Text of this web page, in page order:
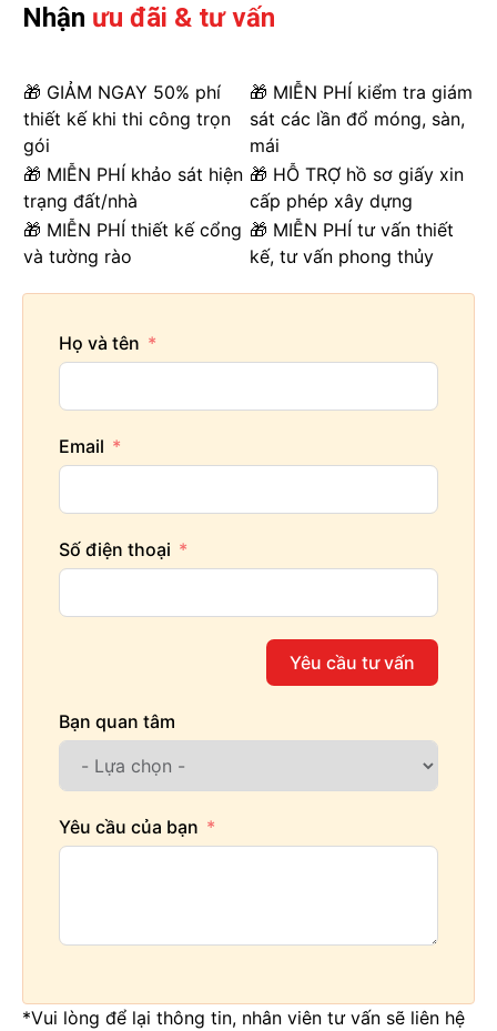
Nhận ưu đãi & tư vấn
🎁 GIẢM NGAY 50% phí
thiết kế khi thi công trọn
gói
🎁 MIỄN PHÍ kiểm tra giám
sát các lần đổ móng, sàn,
mái
🎁 MIỄN PHÍ khảo sát hiện
trạng đất/nhà
🎁 HỖ TRỢ hồ sơ giấy xin
cấp phép xây dựng
🎁 MIỄN PHÍ thiết kế cổng
và tường rào
🎁 MIỄN PHÍ tư vấn thiết
kế, tư vấn phong thủy
Họ và tên
Email
Số điện thoại
Yêu cầu tư vấn
Bạn quan tâm
Yêu cầu của bạn
*Vui lòng để lại thông tin, nhân viên tư vấn sẽ liên hệ